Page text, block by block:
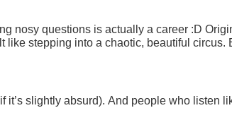
nosy questions is actually a career :D
like stepping into a chaotic, beautiful circus.
it’s slightly absurd). And people who listen